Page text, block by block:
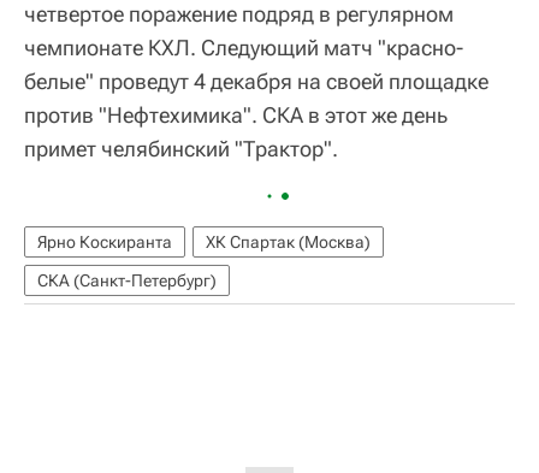
четвертое поражение подряд в регулярном
чемпионате КХЛ. Следующий матч "красно-
белые" проведут 4 декабря на своей площадке
против "Нефтехимика". СКА в этот же день
примет челябинский "Трактор".
Ярно Коскиранта
ХК Спартак (Москва)
СКА (Санкт-Петербург)